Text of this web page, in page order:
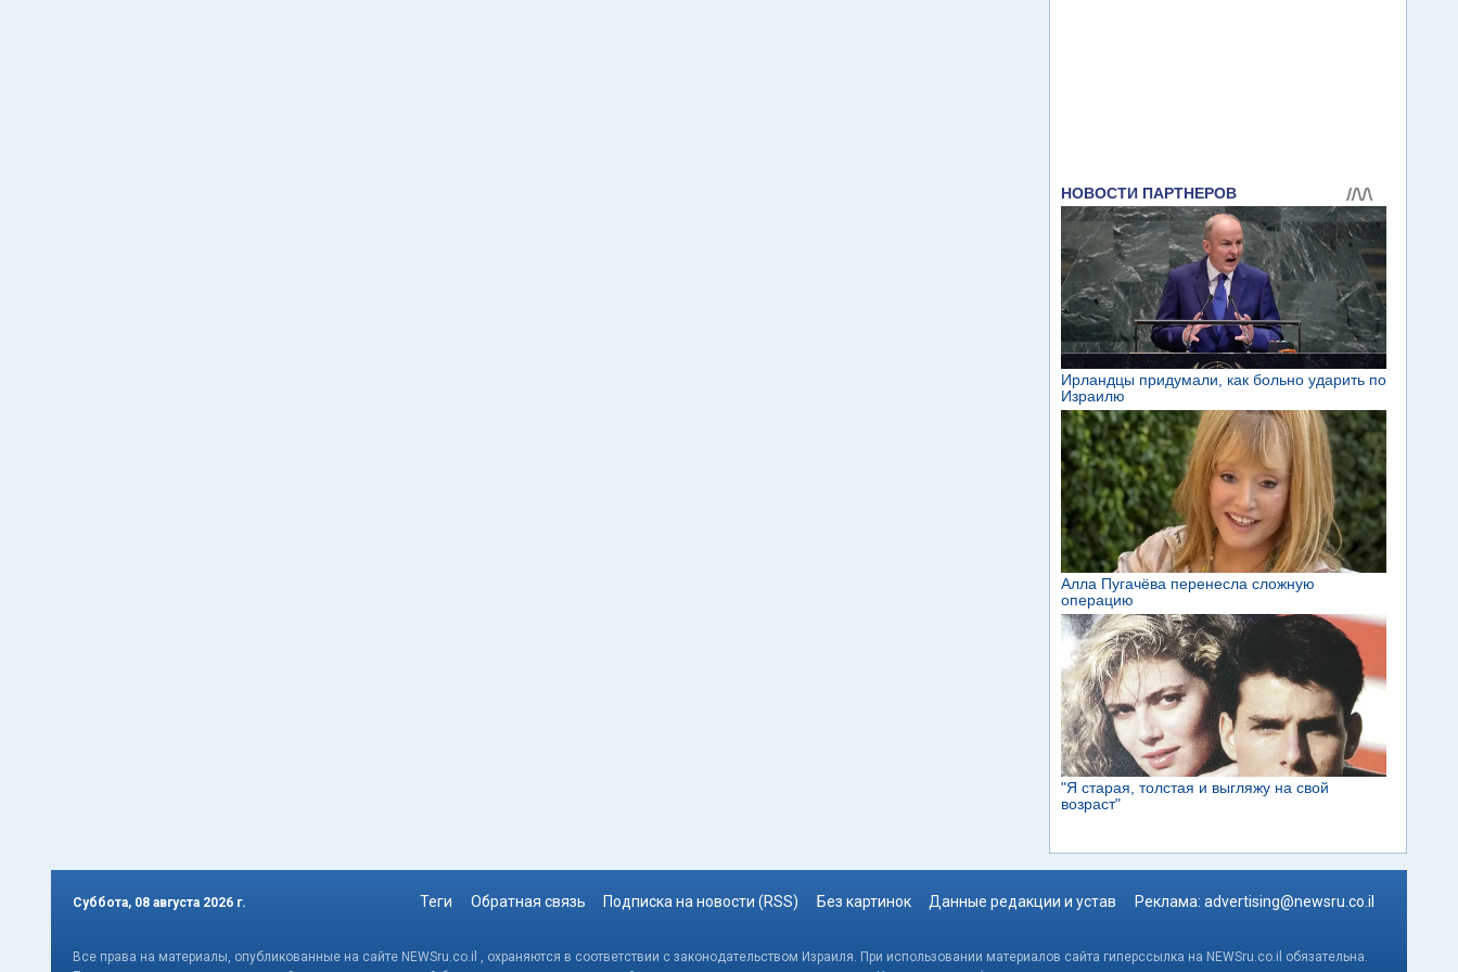
Суббота, 08 августа 2026 г. Теги Обратная связь Подписка на новости (RSS) Без картинок Данные редакции и устав Реклама: advertising@newsru.co.il
Все права на материалы, опубликованные на сайте NEWSru.co.il , охраняются в соответствии с законодательством Израиля. При использовании материалов сайта гиперссылка на NEWSru.co.il обязательна.